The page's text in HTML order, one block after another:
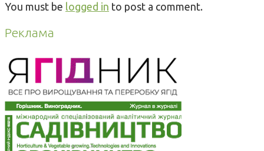
You must be logged in to post a comment.
Реклама